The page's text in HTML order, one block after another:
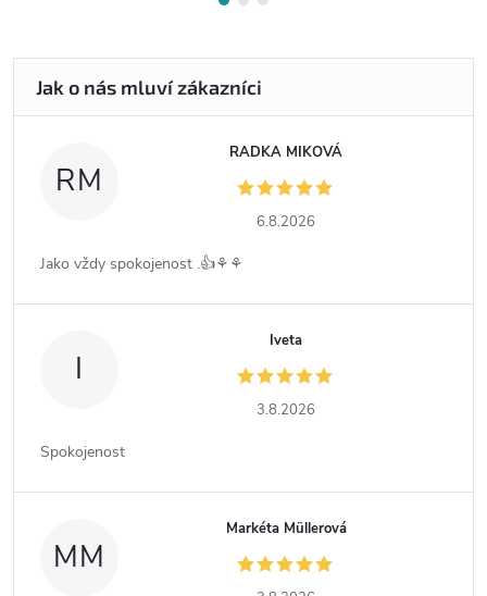
RM
RADKA MIKOVÁ
6.8.2026
Jako vždy spokojenost .👍⚘️⚘️
I
Iveta
3.8.2026
Spokojenost
MM
Markéta Müllerová